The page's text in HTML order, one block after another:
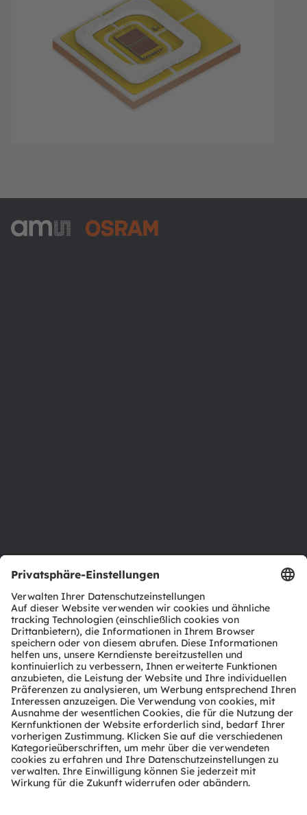
Produkt Selektor
Download Center
Tools
Kundenanfragen
Technischer Support
Partner Netzwerk
Whistleblowing
© 2026 ams-OSRAM AG. All rights reserved.